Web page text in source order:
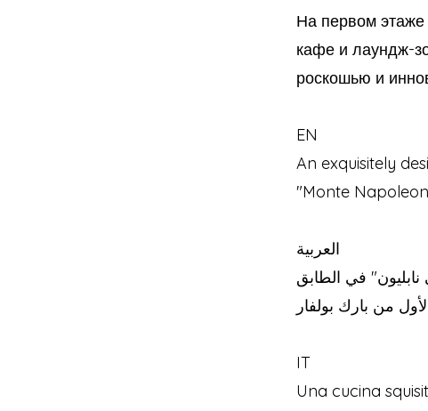
На первом этаже
кафе и лаундж-
роскошью и
EN
An exquisitely
"Monte
العربية
في الطابق
IT
Una cucina